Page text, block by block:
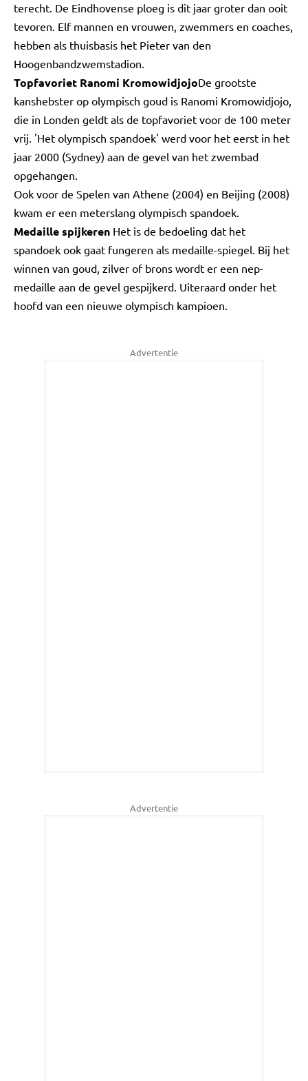
terecht. De Eindhovense ploeg is dit jaar groter dan ooit
tevoren. Elf mannen en vrouwen, zwemmers en coaches,
hebben als thuisbasis het Pieter van den
Hoogenbandzwemstadion.
Topfavoriet Ranomi KromowidjojoDe grootste
kanshebster op olympisch goud is Ranomi Kromowidjojo,
die in Londen geldt als de topfavoriet voor de 100 meter
vrij. 'Het olympisch spandoek' werd voor het eerst in het
jaar 2000 (Sydney) aan de gevel van het zwembad
opgehangen.
Ook voor de Spelen van Athene (2004) en Beijing (2008)
kwam er een meterslang olympisch spandoek.
Medaille spijkeren Het is de bedoeling dat het
spandoek ook gaat fungeren als medaille-spiegel. Bij het
winnen van goud, zilver of brons wordt er een nep-
medaille aan de gevel gespijkerd. Uiteraard onder het
hoofd van een nieuwe olympisch kampioen.
Advertentie
Advertentie